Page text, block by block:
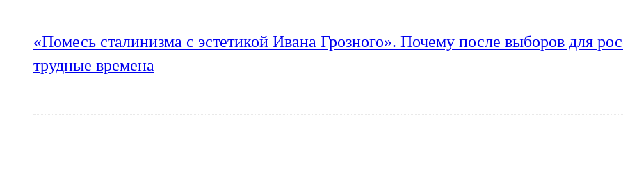
«Помесь сталинизма с эстетикой Ивана Грозного». Почему после выборов для
трудные времена